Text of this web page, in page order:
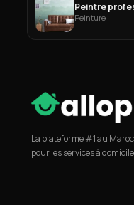
Peintre
Peinture
La plateforme #1 au Maroc
pour les services à